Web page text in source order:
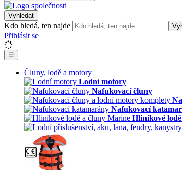
Vyhledat
Kdo hledá, ten najde
Přihlásit se
☰
Čluny, lodě a motory
Lodní motory
Nafukovací čluny
Nafukovací
Hliníkové